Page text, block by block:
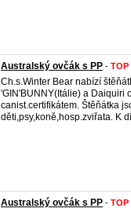
Australský ovčák s PP - TOP
Ch.s.Winter Bear nabízí
'GIN'BUNNY(Itálie) a Daiquiri
canist.certifikátem. Štěňátka
děti,psy,koně,hosp.zviřata. K
Australský ovčák s PP - TOP